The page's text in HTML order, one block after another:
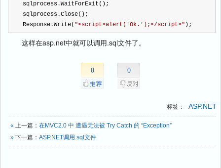
sqlprocess.WaitForExit();
sqlprocess.Close();
Response.Write( "<script>alert('Ok.');</script>" );
这样在asp.net中就可以调用.sql文件了。
0 0
标签： ASP.NET
« 上一篇： 在MVC2.0 中 遭遇无法被 Try Catch 的 “Exception”
» 下一篇： ASP.NET调用.sql文件